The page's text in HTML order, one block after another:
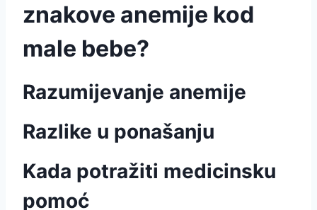
znakove anemije kod
male bebe?
Razumijevanje anemije
Razlike u ponašanju
Kada potražiti medicinsku
pomoć